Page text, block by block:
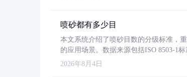
喷砂都有多少目
本文系统介绍了喷砂目数的分级标准，
的应用场景。数据来源包括ISO 8503-1
2026年8月4日